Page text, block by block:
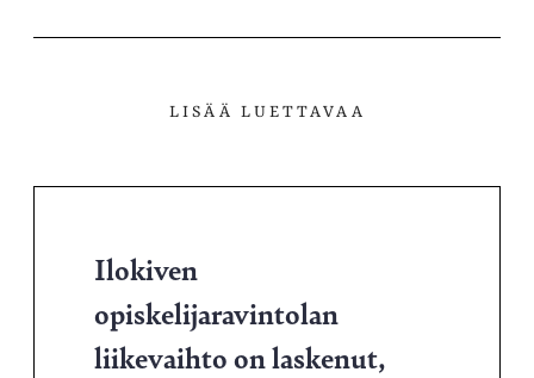
LISÄÄ LUETTAVAA
Ilokiven
opiskelijaravintolan
liikevaihto on laskenut,